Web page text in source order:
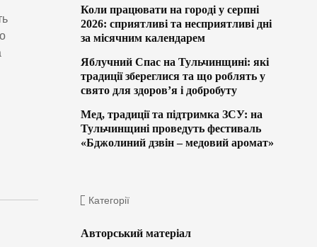
Коли працювати на городі у серпні
2026: сприятливі та несприятливі дні
за місячним календарем
Яблучний Спас на Тульчинщині: які
традиції збереглися та що роблять у
свято для здоров’я і добробуту
Мед, традиції та підтримка ЗСУ: на
Тульчинщині проведуть фестиваль
«Бджолиний дзвін – медовий аромат»
Категорії
Авторський матеріал